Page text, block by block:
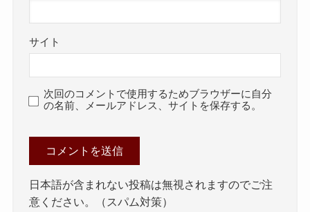
サイト
次回のコメントで使用するためブラウザーに自分
の名前、メールアドレス、サイトを保存する。
日本語が含まれない投稿は無視されますのでご注
意ください。（スパム対策）